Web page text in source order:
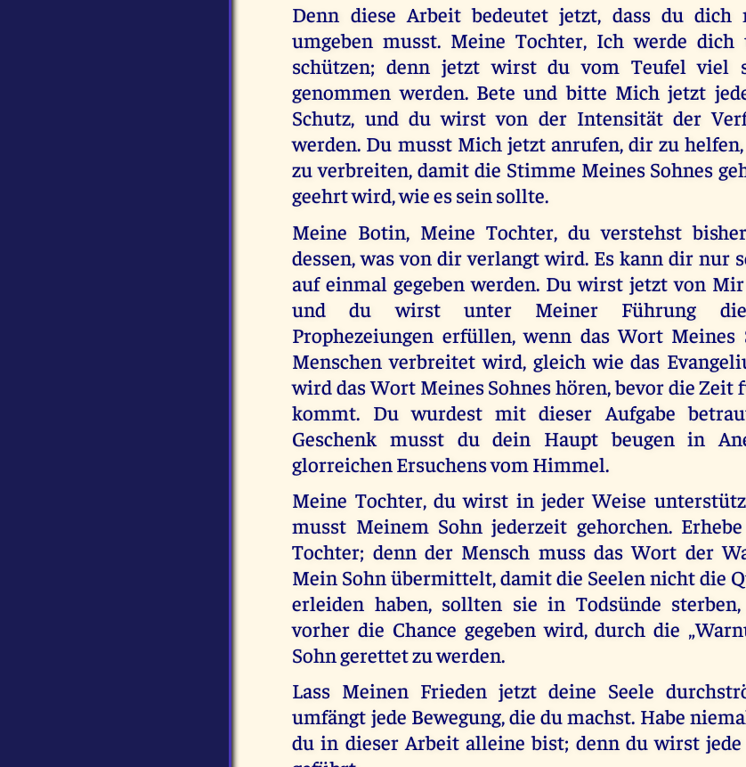
Denn diese Arbeit bedeutet jetzt, dass du
umgeben musst. Meine Tochter, Ich werde dich
schützen; denn jetzt wirst du vom Teufel viel
genommen werden. Bete und bitte Mich jetzt
Schutz, und du wirst von der Intensität der
werden. Du musst Mich jetzt anrufen, dir zu
zu verbreiten, damit die Stimme Meines Sohnes
geehrt wird, wie es sein sollte.
Meine Botin, Meine Tochter, du verstehst
dessen, was von dir verlangt wird. Es kann dir nur
auf einmal gegeben werden. Du wirst jetzt von
und du wirst unter Meiner Führung die
Prophezeiungen erfüllen, wenn das Wort Meines
Menschen verbreitet wird, gleich wie das
wird das Wort Meines Sohnes hören, bevor die Zeit
kommt. Du wurdest mit dieser Aufgabe
Geschenk musst du dein Haupt beugen in
glorreichen Ersuchens vom Himmel.
Meine Tochter, du wirst in jeder Weise
musst Meinem Sohn jederzeit gehorchen.
Tochter; denn der Mensch muss das Wort der
Mein Sohn übermittelt, damit die Seelen nicht die
erleiden haben, sollten sie in Todsünde
vorher die Chance gegeben wird, durch die
Sohn gerettet zu werden.
Lass Meinen Frieden jetzt deine Seele
umfängt jede Bewegung, die du machst. Habe
du in dieser Arbeit alleine bist; denn du wirst jede